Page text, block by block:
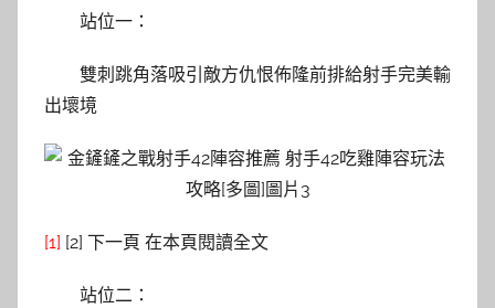
站位一：
雙刺跳角落吸引敵方仇恨佈隆前排給射手完美輸
出壞境
[1] [2] 下一頁 在本頁閱讀全文
站位二：